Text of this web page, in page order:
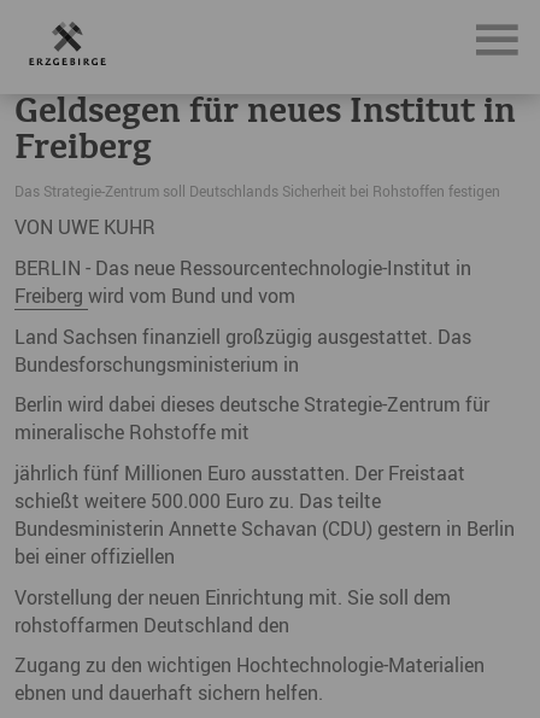
News, Neuigkeiten & Nachrichten aus dem Erzgebirge
Geldsegen für neues Institut in
Freiberg
Das Strategie-Zentrum soll Deutschlands Sicherheit bei Rohstoffen festigen
VON UWE KUHR
BERLIN - Das neue Ressourcentechnologie-Institut in
Freiberg wird vom Bund und vom
Land Sachsen finanziell großzügig ausgestattet. Das
Bundesforschungsministerium in
Berlin wird dabei dieses deutsche Strategie-Zentrum für
mineralische Rohstoffe mit
jährlich fünf Millionen Euro ausstatten. Der Freistaat
schießt weitere 500.000 Euro zu. Das teilte
Bundesministerin Annette Schavan (CDU) gestern in Berlin
bei einer offiziellen
Vorstellung der neuen Einrichtung mit. Sie soll dem
rohstoffarmen Deutschland den
Zugang zu den wichtigen Hochtechnologie-Materialien
ebnen und dauerhaft sichern helfen.